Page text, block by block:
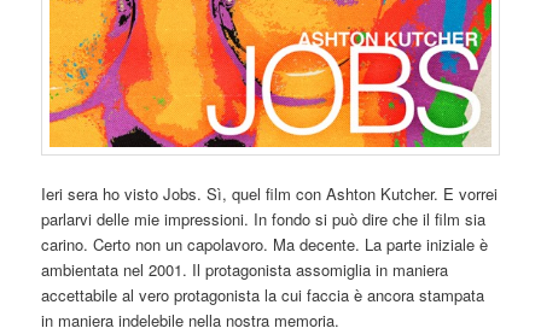
Ieri sera ho visto Jobs. Sì, quel film con Ashton Kutcher. E vorrei
parlarvi delle mie impressioni. In fondo si può dire che il film sia
carino. Certo non un capolavoro. Ma decente. La parte iniziale è
ambientata nel 2001. Il protagonista assomiglia in maniera
accettabile al vero protagonista la cui faccia è ancora stampata
in maniera indelebile nella nostra memoria.